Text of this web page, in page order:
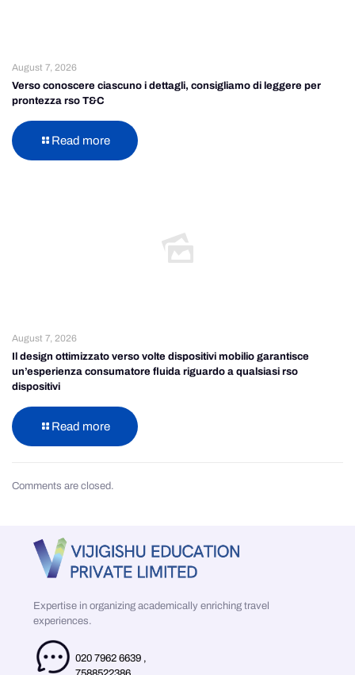
August 7, 2026
Verso conoscere ciascuno i dettagli, consigliamo di leggere per
prontezza rso T&C
Read more
August 7, 2026
Il design ottimizzato verso volte dispositivi mobilio garantisce
un’esperienza consumatore fluida riguardo a qualsiasi rso
dispositivi
Read more
Comments are closed.
Expertise in organizing academically enriching travel
experiences.
020 7962 6639 ,